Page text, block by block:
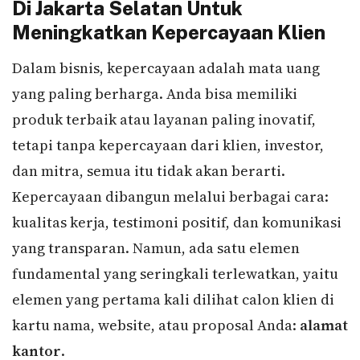
Di Jakarta Selatan Untuk
Meningkatkan Kepercayaan Klien
Dalam bisnis, kepercayaan adalah mata uang
yang paling berharga. Anda bisa memiliki
produk terbaik atau layanan paling inovatif,
tetapi tanpa kepercayaan dari klien, investor,
dan mitra, semua itu tidak akan berarti.
Kepercayaan dibangun melalui berbagai cara:
kualitas kerja, testimoni positif, dan komunikasi
yang transparan. Namun, ada satu elemen
fundamental yang seringkali terlewatkan, yaitu
elemen yang pertama kali dilihat calon klien di
kartu nama, website, atau proposal Anda: alamat
kantor.